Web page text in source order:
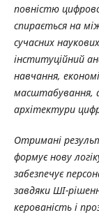
повністю
спирається на
сучасних
інституційний
навчання,
масштабування,
архітектури
Отримані
формує нову
забезпечує
завдяки ШІ-
керованість і